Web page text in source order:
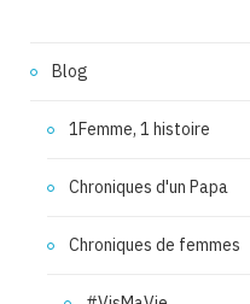
Blog
1Femme, 1 histoire
Chroniques d'un Papa
Chroniques de femmes